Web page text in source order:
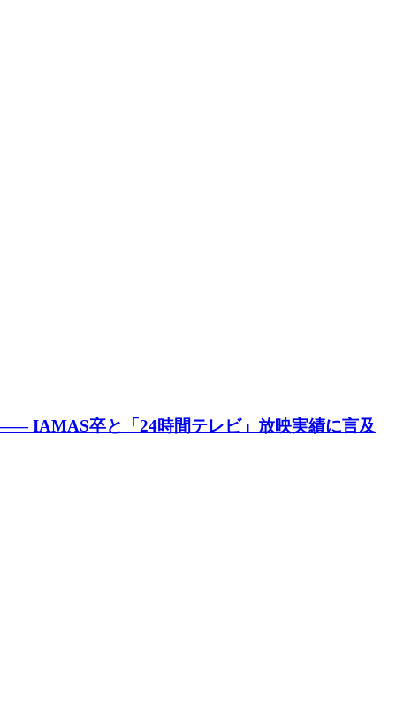
IAMAS卒と「24時間テレビ」放映実績に言及